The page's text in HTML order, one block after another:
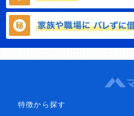
特徴から探す